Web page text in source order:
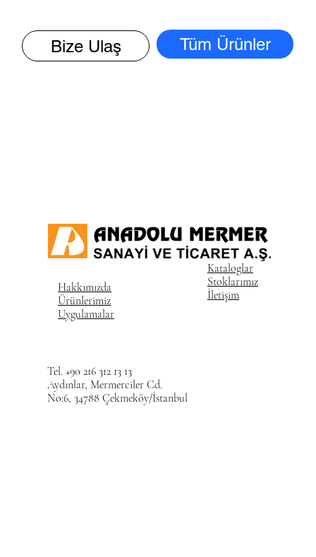
Bize Ulaş Tüm Ürünler
Hakkımızda
Ürünlerimiz
Uygulamalar
Kataloglar
Stoklarımız
İletişim
Tel. +90 216 312 13 13
Aydınlar, Mermerciler Cd.
No:6, 34788 Çekmeköy/İstanbul